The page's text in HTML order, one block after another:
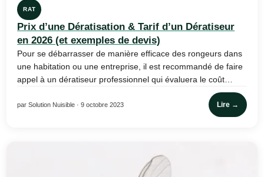
RAT
Prix d’une Dératisation & Tarif d’un Dératiseur
en 2026 (et exemples de devis)
Pour se débarrasser de manière efficace des rongeurs dans
une habitation ou une entreprise, il est recommandé de faire
appel à un dératiseur professionnel qui évaluera le coût…
par Solution Nuisible · 9 octobre 2023 Lire →